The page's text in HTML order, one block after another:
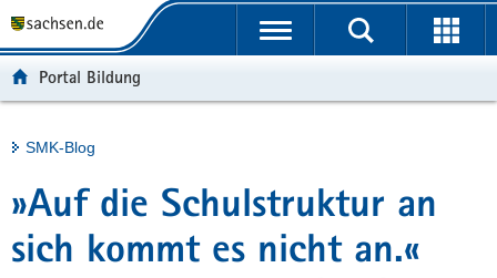
t
e
r
g
u
h
a
l
e
v
e
Portalübergreifende
Portal Bildung
Hauptinhalt
SMK-Blog
»Auf die Schulstruktur an
sich kommt es nicht an.«